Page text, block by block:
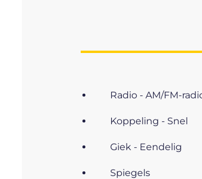
Radio - AM/FM-
Koppeling - Snel
Giek - Eendelig
Spiegels